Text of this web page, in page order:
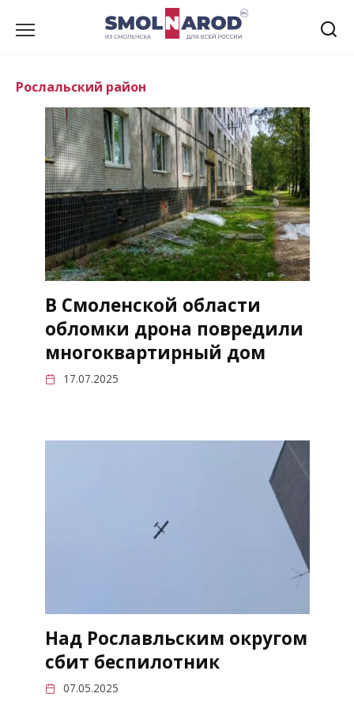
Рослальский район
В Смоленской области
обломки дрона повредили
многоквартирный дом
17.07.2025
Над Рославльским округом
сбит беспилотник
07.05.2025